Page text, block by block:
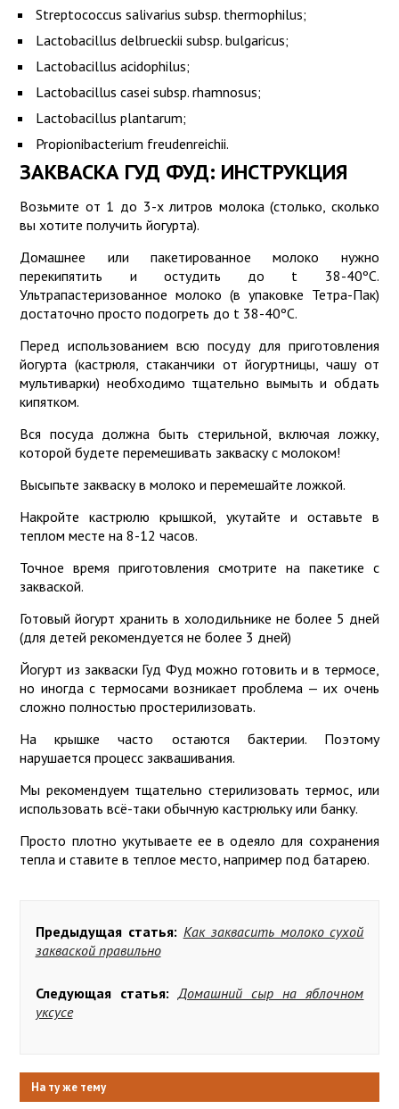
Streptococcus salivarius subsp. thermophilus;
Lactobacillus delbrueckii subsp. bulgaricus;
Lactobacillus acidophilus;
Lactobacillus casei subsp. rhamnosus;
Lactobacillus plantarum;
Propionibacterium freudenreichii.
ЗАКВАСКА ГУД ФУД: ИНСТРУКЦИЯ
Возьмите от 1 до 3-х литров молока (столько, сколько
вы хотите получить йогурта).
Домашнее или пакетированное молоко нужно
перекипятить и остудить до t 38-40ºС.
Ультрапастеризованное молоко (в упаковке Тетра-Пак)
достаточно просто подогреть до t 38-40ºС.
Перед использованием всю посуду для приготовления
йогурта (кастрюля, стаканчики от йогуртницы, чашу от
мультиварки) необходимо тщательно вымыть и обдать
кипятком.
Вся посуда должна быть стерильной, включая ложку,
которой будете перемешивать закваску с молоком!
Высыпьте закваску в молоко и перемешайте ложкой.
Накройте кастрюлю крышкой, укутайте и оставьте в
теплом месте на 8-12 часов.
Точное время приготовления смотрите на пакетике с
закваской.
Готовый йогурт хранить в холодильнике не более 5 дней
(для детей рекомендуется не более 3 дней)
Йогурт из закваски Гуд Фуд можно готовить и в термосе,
но иногда с термосами возникает проблема — их очень
сложно полностью простерилизовать.
На крышке часто остаются бактерии. Поэтому
нарушается процесс заквашивания.
Мы рекомендуем тщательно стерилизовать термос, или
использовать всё-таки обычную кастрюльку или банку.
Просто плотно укутываете ее в одеяло для сохранения
тепла и ставите в теплое место, например под батарею.
Предыдущая статья: Как заквасить молоко сухой
закваской правильно
Следующая статья: Домашний сыр на яблочном
уксусе
На ту же тему